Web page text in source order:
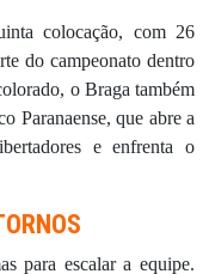
colocação, com 26
do campeonato dentro
o Braga também
Paranaense, que abre a
e enfrenta o
para escalar a equipe.